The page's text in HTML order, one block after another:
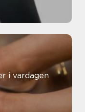
fötter i vardagen